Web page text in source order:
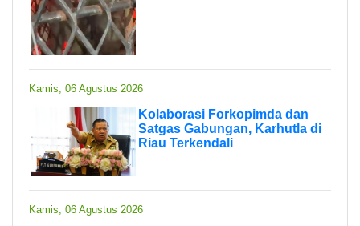
Kamis, 06 Agustus 2026
Kolaborasi Forkopimda dan
Satgas Gabungan, Karhutla di
Riau Terkendali
Kamis, 06 Agustus 2026